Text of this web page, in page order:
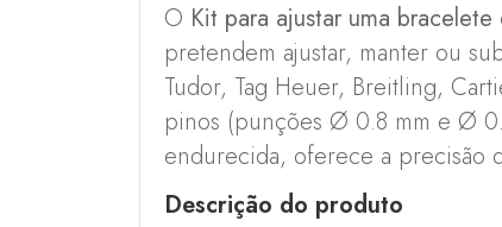
O Kit para ajustar uma
pretendem ajustar, manter ou
Tudor, Tag Heuer, Breitling,
pinos (punções Ø 0.8 mm e Ø
endurecida, oferece a precisão
Descrição do produto